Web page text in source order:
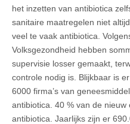
het inzetten van antibiotica
sanitaire maatregelen niet
veel te vaak antibiotica.
Volksgezondheid hebben
supervisie losser gemaakt,
controle nodig is. Blijkbaar is
6000 firma’s van
antibiotica. 40 % van de
antibiotica. Jaarlijks zijn er